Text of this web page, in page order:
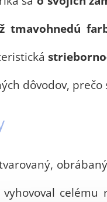
tmavohnedú
dôvodov,
celému